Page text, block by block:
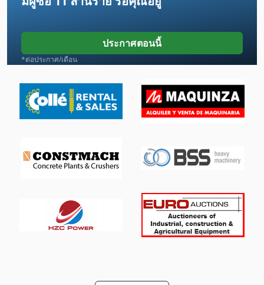
Lcf 1
Lm Guide
Mb 322
Mvh 5 1 4 B
Sbz 130
Schelling Skb
ประกาศตอนนี้
*ต่อประกาศ/เดือน